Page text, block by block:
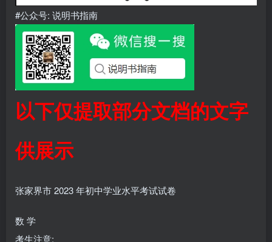
#公众号: 说明书指南
以下仅提取部分文档的文字
供展示
张家界市 2023 年初中学业水平考试试卷
数 学
考生注意: